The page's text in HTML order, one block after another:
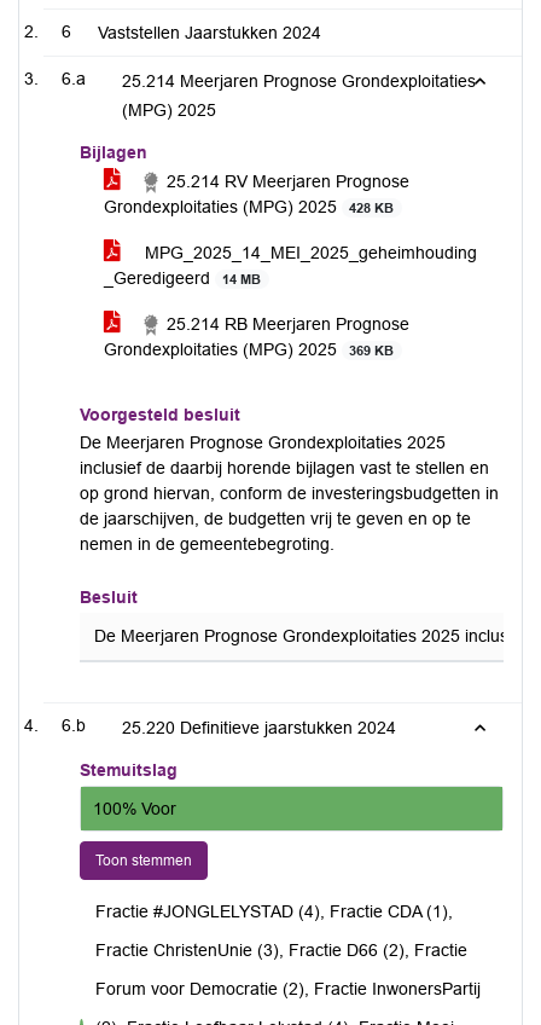
6 Vaststellen Jaarstukken 2024
6.a
25.214 Meerjaren Prognose Grondexploitaties
(MPG) 2025
Bijlagen
25.214 RV Meerjaren Prognose
Grondexploitaties (MPG) 2025
428 KB
MPG_2025_14_MEI_2025_geheimhouding
_Geredigeerd
14 MB
25.214 RB Meerjaren Prognose
Grondexploitaties (MPG) 2025
369 KB
Voorgesteld besluit
De Meerjaren Prognose Grondexploitaties 2025
inclusief de daarbij horende bijlagen vast te stellen en
op grond hiervan, conform de investeringsbudgetten in
de jaarschijven, de budgetten vrij te geven en op te
nemen in de gemeentebegroting.
Besluit
De Meerjaren Prognose Grondexploitaties 2025
6.b 25.220 Definitieve jaarstukken 2024
Stemuitslag
100% Voor
Toon stemmen
Fractie #JONGLELYSTAD (4), Fractie CDA (1),
Fractie ChristenUnie (3), Fractie D66 (2), Fractie
Forum voor Democratie (2), Fractie InwonersPartij